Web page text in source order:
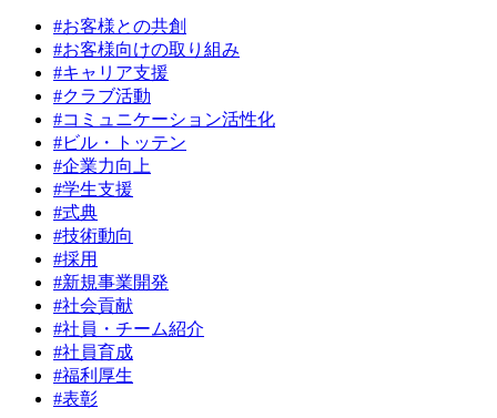
#お客様との共創
#お客様向けの取り組み
#キャリア支援
#クラブ活動
#コミュニケーション活性化
#ビル・トッテン
#企業力向上
#学生支援
#式典
#技術動向
#採用
#新規事業開発
#社会貢献
#社員・チーム紹介
#社員育成
#福利厚生
#表彰